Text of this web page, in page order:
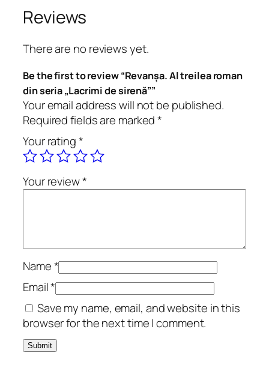
l
t
r
e
i
l
e
a
o
m
a
n
s
e
r
i
a
„
L
a
Reviews
There are no reviews yet.
Be the first to review “Revanșa. Al treilea roman
din seria „Lacrimi de sirenă””
Your email address will not be published.
Required fields are marked*
Your rating*
Your review*
Name*
Email*
Save my name, email, and website in this
browser for the next time I comment.